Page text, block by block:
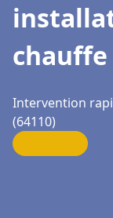
chauffe
Intervention
(64110)